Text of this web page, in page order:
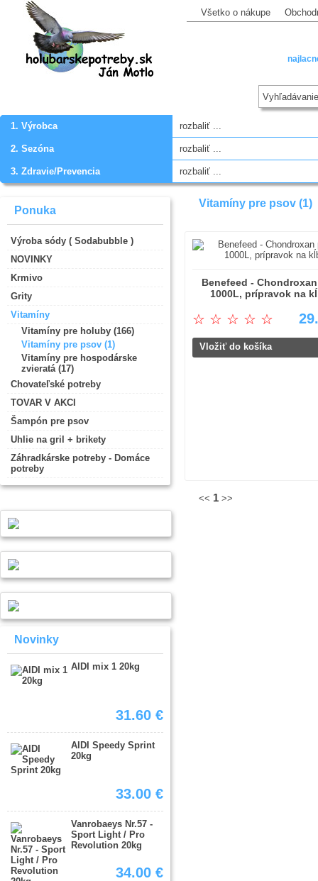
Všetko o nákupe
1. Výrobca rozbaliť ...
2. Sezóna rozbaliť ...
3. Zdravie/Prevencia rozbaliť ...
Ponuka
Výroba sódy ( Sodabubble )
NOVINKY
Krmivo
Grity
Vitamíny
Vitamíny pre holuby (166)
Vitamíny pre psov (1)
Vitamíny pre hospodárske
zvieratá (17)
Chovateľské potreby
TOVAR V AKCI
Šampón pre psov
Uhlie na gril + brikety
Záhradkárske potreby - Domáce
potreby
Novinky
AIDI mix 1 20kg
31.60 €
AIDI Speedy Sprint
20kg
33.00 €
Vanrobaeys Nr.57 -
Sport Light / Pro
Revolution 20kg
34.00 €
Vitamíny pre psov (1)
Benefeed -
1000L, prípravok na
☆ ☆ ☆ ☆ ☆
Vložiť do košíka
<< 1 >>